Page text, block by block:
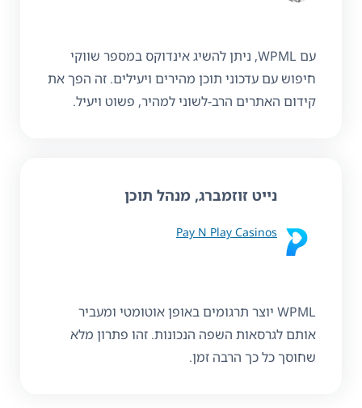
עם WPML, ניתן להשיג אינדוקס במספר שווקי
חיפוש עם עדכוני תוכן מהירים ויעילים. זה הפך את
קידום האתרים הרב-לשוני למהיר, פשוט ויעיל.
נייט זוזמברג, מנהל תוכן
Pay N Play Casinos
WPML יוצר תרגומים באופן אוטומטי ומעביר
אותם לגרסאות השפה הנכונות. זהו פתרון מלא
שחוסך כל כך הרבה זמן.